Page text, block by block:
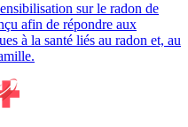
sur le radon de
afin de répondre aux
à la santé liés au radon et, au